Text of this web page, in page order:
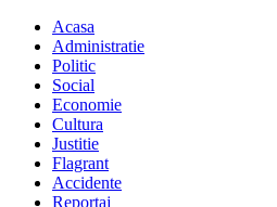
Acasa
Administratie
Politic
Social
Economie
Cultura
Justitie
Flagrant
Accidente
Reportaj